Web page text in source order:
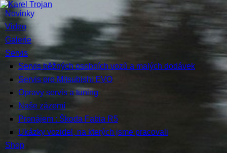
Novinky
Video
Galerie
Servis
Servis běžných osobních vozů a malých dodávek
Servis pro Mitsubishi EVO
Opravy servis a tuning
Naše zázemí
Pronájem : Škoda Fabia R5
Ukázky vozidel, na kterých jsme pracovali
Shop